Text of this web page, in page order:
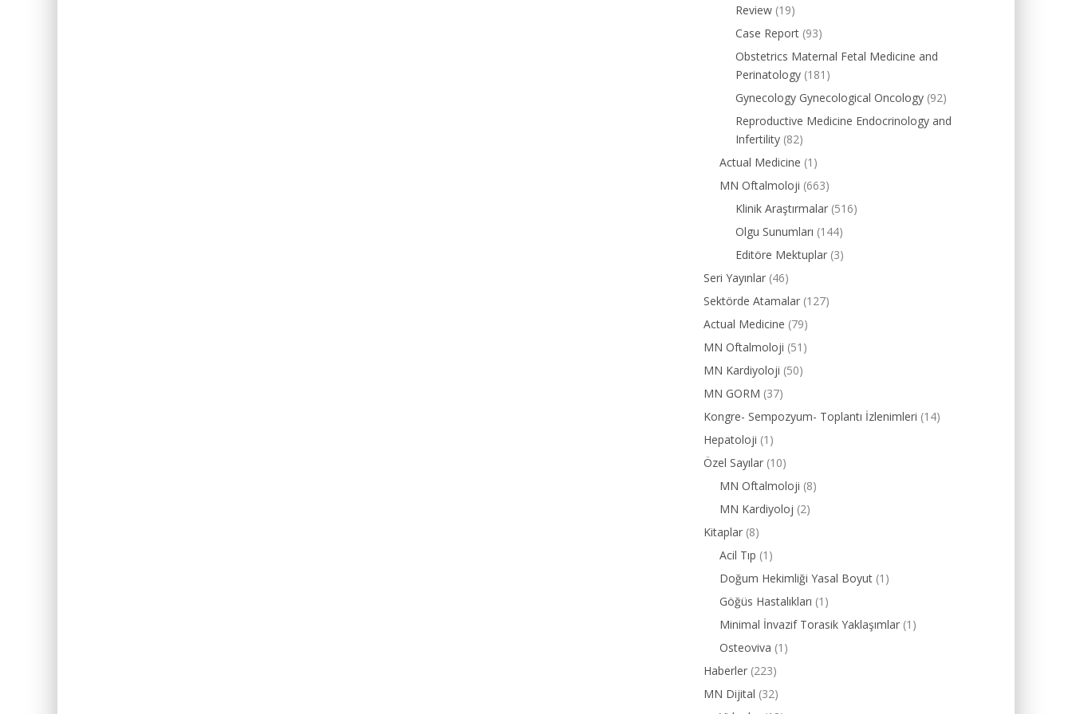
Review (19)
Case Report (93)
Obstetrics Maternal Fetal Medicine and
Perinatology (181)
Gynecology Gynecological Oncology (92)
Reproductive Medicine Endocrinology and
Infertility (82)
Actual Medicine (1)
MN Oftalmoloji (663)
Klinik Araştırmalar (516)
Olgu Sunumları (144)
Editöre Mektuplar (3)
Seri Yayınlar (46)
Sektörde Atamalar (127)
Actual Medicine (79)
MN Oftalmoloji (51)
MN Kardiyoloji (50)
MN GORM (37)
Kongre- Sempozyum- Toplantı İzlenimleri (14)
Hepatoloji (1)
Özel Sayılar (10)
MN Oftalmoloji (8)
MN Kardiyoloj (2)
Kitaplar (8)
Acil Tıp (1)
Doğum Hekimliği Yasal Boyut (1)
Göğüs Hastalıkları (1)
Minimal İnvazif Torasik Yaklaşımlar (1)
Osteoviva (1)
Haberler (223)
MN Dijital (32)